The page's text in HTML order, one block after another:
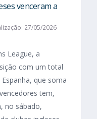
venceram a
27/05/2026
League, a
com um total
que soma
tem,
no sábado,